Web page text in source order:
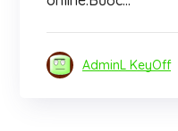
AdminL KeyOff